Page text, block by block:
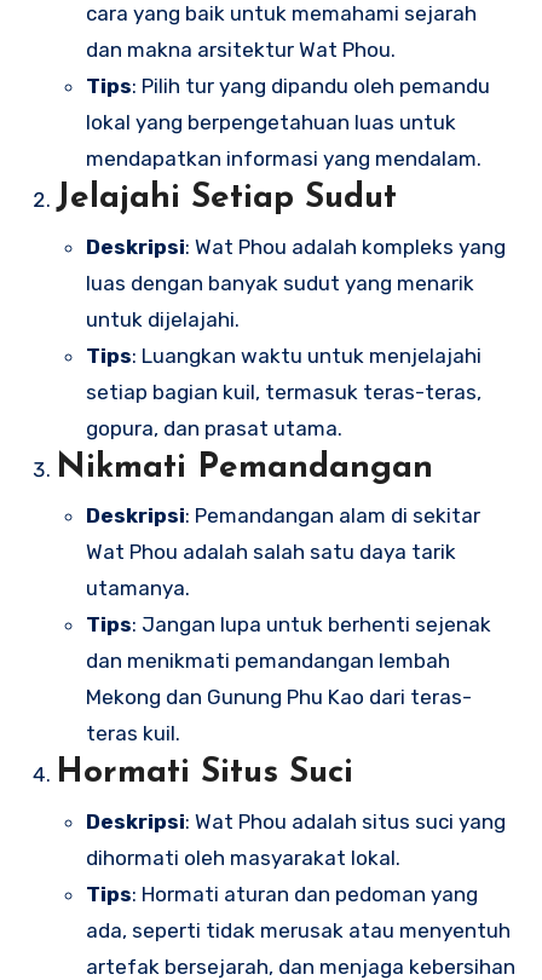
cara yang baik untuk memahami sejarah
dan makna arsitektur Wat Phou.
Tips: Pilih tur yang dipandu oleh pemandu
lokal yang berpengetahuan luas untuk
mendapatkan informasi yang mendalam.
Jelajahi Setiap Sudut
Deskripsi: Wat Phou adalah kompleks yang
luas dengan banyak sudut yang menarik
untuk dijelajahi.
Tips: Luangkan waktu untuk menjelajahi
setiap bagian kuil, termasuk teras-teras,
gopura, dan prasat utama.
Nikmati Pemandangan
Deskripsi: Pemandangan alam di sekitar
Wat Phou adalah salah satu daya tarik
utamanya.
Tips: Jangan lupa untuk berhenti sejenak
dan menikmati pemandangan lembah
Mekong dan Gunung Phu Kao dari teras-
teras kuil.
Hormati Situs Suci
Deskripsi: Wat Phou adalah situs suci yang
dihormati oleh masyarakat lokal.
Tips: Hormati aturan dan pedoman yang
ada, seperti tidak merusak atau menyentuh
artefak bersejarah, dan menjaga kebersihan